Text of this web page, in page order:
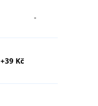
-
+39 Kč